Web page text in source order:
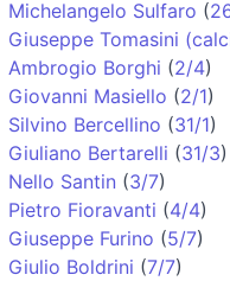
Michelangelo Sulfaro (
Giuseppe Tomasini
Ambrogio Borghi (2/4)
Giovanni Masiello (2/1)
Silvino Bercellino (31/1)
Giuliano Bertarelli (31/3)
Nello Santin (3/7)
Pietro Fioravanti (4/4)
Giuseppe Furino (5/7)
Giulio Boldrini (7/7)